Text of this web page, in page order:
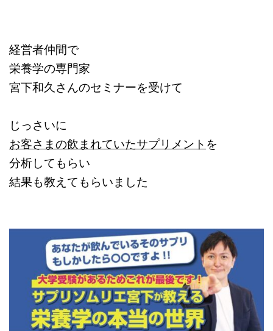
経営者仲間で
栄養学の専門家
宮下和久さんのセミナーを受けて
じっさいに
お客さまの飲まれていたサプリメント を
分析してもらい
結果も教えてもらいました